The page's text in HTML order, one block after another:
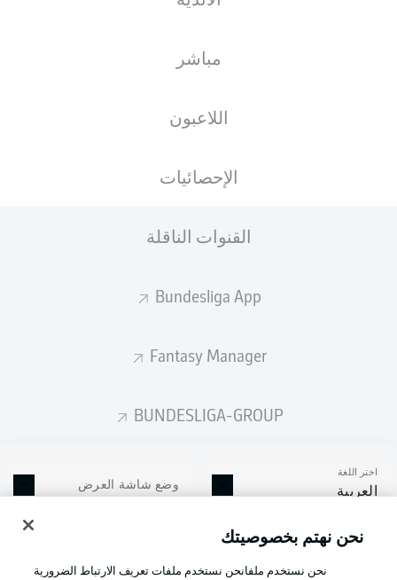
مباشر
اللاعبون
الإحصائيات
القنوات الناقلة
Bundesliga App
Fantasy Manager
BUNDESLIGA-GROUP
اختر اللغة
العربية وضع شاشة العرض
تسجيل الدخول
نحن نهتم بخصوصيتك
نحن نستخدم ملفانحن نستخدم ملفات تعريف الارتباط الضرورية